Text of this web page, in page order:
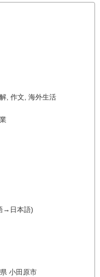
作文 海外生活
→日本語)
小田原市